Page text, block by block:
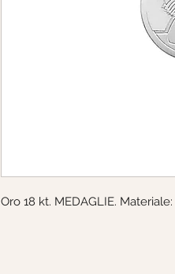
Oro 18 kt. MEDAGLIE.